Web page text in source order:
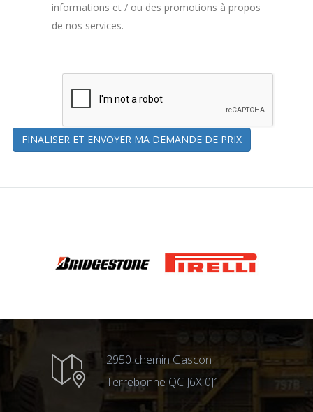
informations et / ou des promotions à propos
de nos services.
FINALISER ET ENVOYER MA DEMANDE DE PRIX
2950 chemin Gascon
Terrebonne QC J6X 0J1